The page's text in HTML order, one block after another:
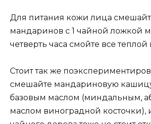
Для питания кожи лица
мандаринов с 1 чайной ложкой
четверть часа смойте все теплой
Стоит так же
смешайте мандариновую
базовым маслом (миндальным,
маслом виноградной косточки),